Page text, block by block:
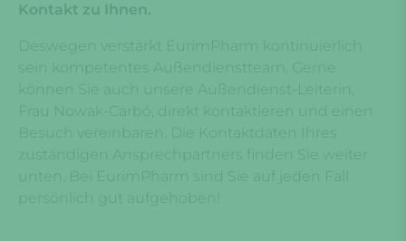
Kontakt zu Ihnen.
Deswegen verstärkt EurimPharm kontinuierlich
sein kompetentes Außendienstteam. Gerne
können Sie auch unsere Außendienst-Leiterin,
Frau Nowak-Carbó, direkt kontaktieren und einen
Besuch vereinbaren. Die Kontaktdaten Ihres
zuständigen Ansprechpartners finden Sie weiter
unten. Bei EurimPharm sind Sie auf jeden Fall
persönlich gut aufgehoben!